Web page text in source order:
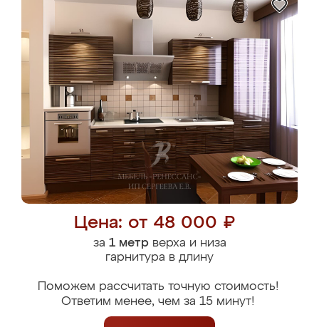
Цена: от 48 000 ₽
за 1 метрверха и низа
гарнитура в длину
Поможем рассчитать точную стоимость!
Ответим менее, чем за 15 минут!